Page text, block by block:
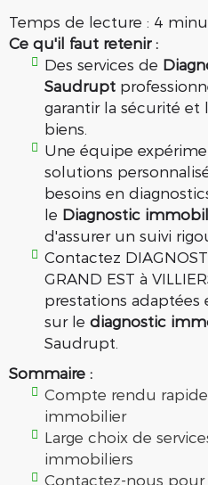
Temps de lecture : 4
Ce qu'il faut retenir :
Des services de
Saudrupt
garantir la sécurité et
biens.
Une équipe
solutions
besoins en
le Diagnostic
d'assurer un suivi
Contactez
GRAND EST à
prestations adaptées
sur le diagnostic
Saudrupt.
Sommaire :
Compte rendu
immobilier
Large choix de
immobiliers
Contactez-nous